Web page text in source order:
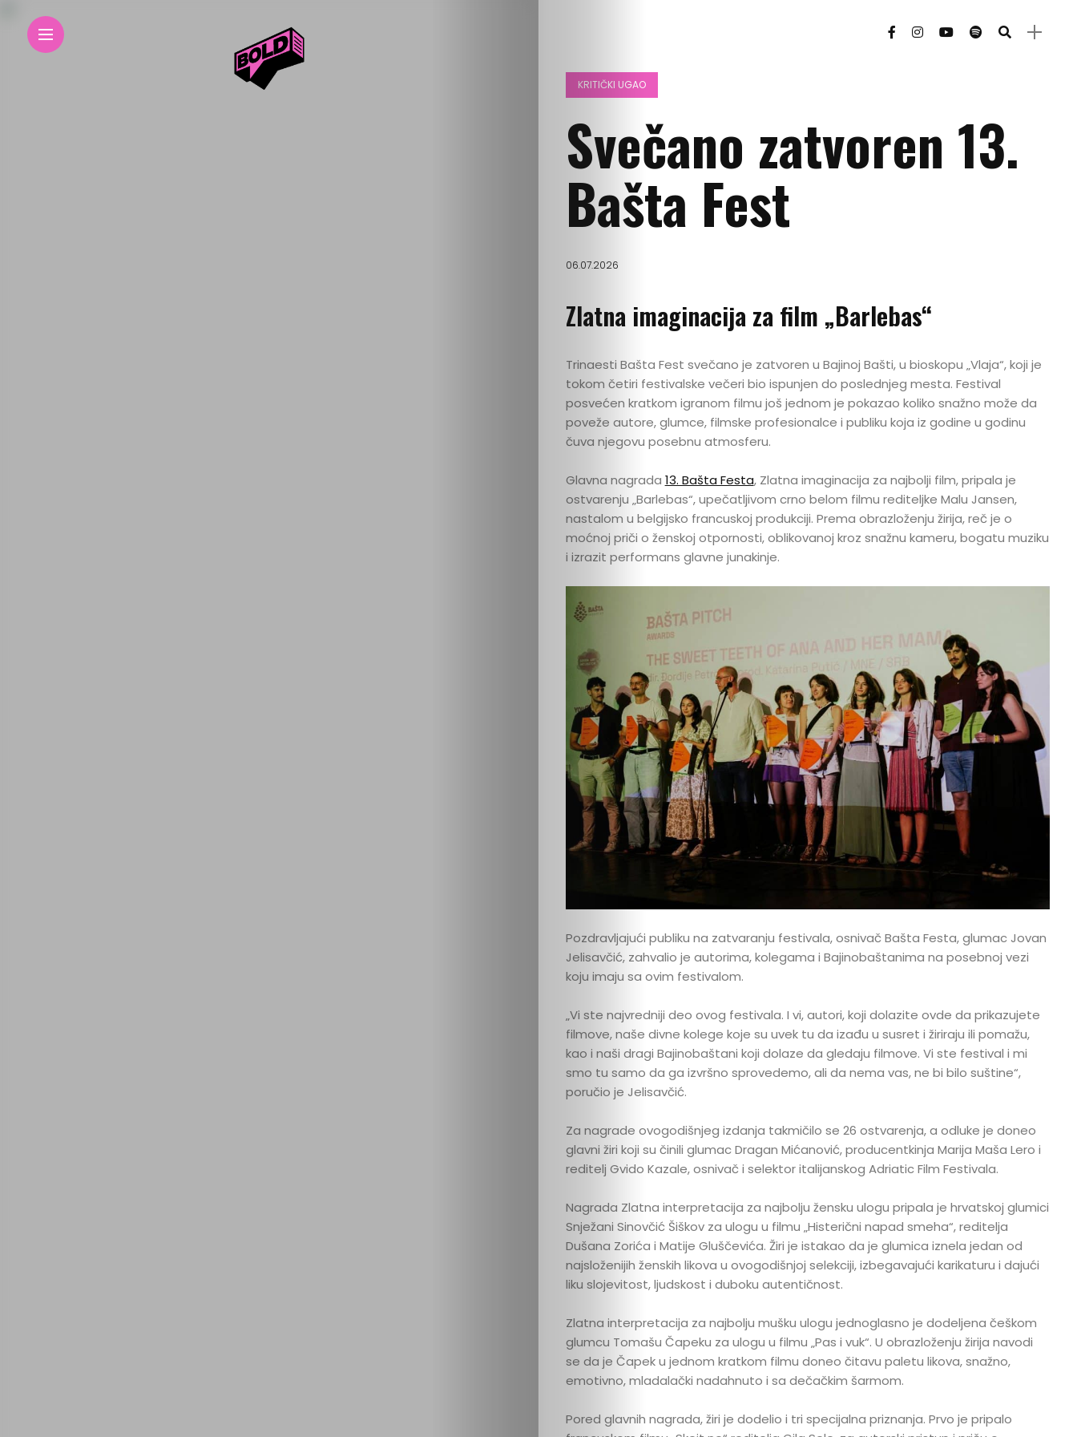
KRITIČKI UGAO
Svečano zatvoren 13.
Bašta Fest
06.07.2026
Zlatna imaginacija za film „Barlebas“
Trinaesti Bašta Fest svečano je zatvoren u Bajinoj Bašti, u bioskopu „Vlaja“, koji je
tokom četiri festivalske večeri bio ispunjen do poslednjeg mesta. Festival
posvećen kratkom igranom filmu još jednom je pokazao koliko snažno može da
poveže autore, glumce, filmske profesionalce i publiku koja iz godine u godinu
čuva njegovu posebnu atmosferu.
Glavna nagrada 13. Bašta Festa, Zlatna imaginacija za najbolji film, pripala je
ostvarenju „Barlebas“, upečatljivom crno belom filmu rediteljke Malu Jansen,
nastalom u belgijsko francuskoj produkciji. Prema obrazloženju žirija, reč je o
moćnoj priči o ženskoj otpornosti, oblikovanoj kroz snažnu kameru, bogatu muziku
i izrazit performans glavne junakinje.
Pozdravljajući publiku na zatvaranju festivala, osnivač Bašta Festa, glumac Jovan
Jelisavčić, zahvalio je autorima, kolegama i Bajinobaštanima na posebnoj vezi
koju imaju sa ovim festivalom.
„Vi ste najvredniji deo ovog festivala. I vi, autori, koji dolazite ovde da prikazujete
filmove, naše divne kolege koje su uvek tu da izađu u susret i žiriraju ili pomažu,
kao i naši dragi Bajinobaštani koji dolaze da gledaju filmove. Vi ste festival i mi
smo tu samo da ga izvršno sprovedemo, ali da nema vas, ne bi bilo suštine“,
poručio je Jelisavčić.
Za nagrade ovogodišnjeg izdanja takmičilo se 26 ostvarenja, a odluke je doneo
glavni žiri koji su činili glumac Dragan Mićanović, producentkinja Marija Maša Lero i
reditelj Gvido Kazale, osnivač i selektor italijanskog Adriatic Film Festivala.
Nagrada Zlatna interpretacija za najbolju žensku ulogu pripala je hrvatskoj glumici
Snježani Sinovčić Šiškov za ulogu u filmu „Histerični napad smeha“, reditelja
Dušana Zorića i Matije Gluščevića. Žiri je istakao da je glumica iznela jedan od
najsloženijih ženskih likova u ovogodišnjoj selekciji, izbegavajući karikaturu i dajući
liku slojevitost, ljudskost i duboku autentičnost.
Zlatna interpretacija za najbolju mušku ulogu jednoglasno je dodeljena češkom
glumcu Tomašu Čapeku za ulogu u filmu „Pas i vuk“. U obrazloženju žirija navodi
se da je Čapek u jednom kratkom filmu doneo čitavu paletu likova, snažno,
emotivno, mladalački nadahnuto i sa dečačkim šarmom.
Pored glavnih nagrada, žiri je dodelio i tri specijalna priznanja. Prvo je pripalo